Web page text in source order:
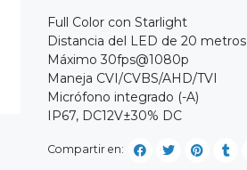
Full Color con Starlight
Distancia del LED de 20 metros
Máximo30fps@1080p
Maneja CVI/CVBS/AHD/TVI
Micrófono integrado (-A)
IP67, DC12V±30% DC
Compartir en: